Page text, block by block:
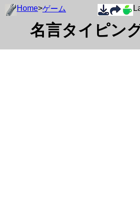
Home>ゲーム
名言タイピン